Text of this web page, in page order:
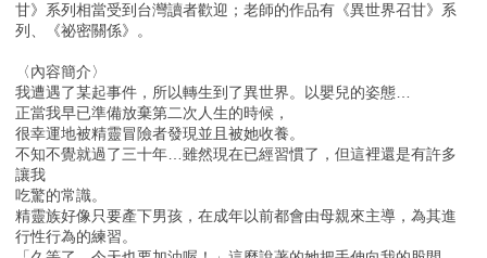
甘》系列相當受到台灣讀者歡迎；老師的作品有《異世界召甘》系
列、《祕密關係》。
〈內容簡介〉
我遭遇了某起事件，所以轉生到了異世界。以嬰兒的姿態…
正當我早已準備放棄第二次人生的時候，
很幸運地被精靈冒險者發現並且被她收養。
不知不覺就過了三十年…雖然現在已經習慣了，但這裡還是有許多
讓我
吃驚的常識。
精靈族好像只要產下男孩，在成年以前都會由母親來主導，為其進
行性行為的練習。